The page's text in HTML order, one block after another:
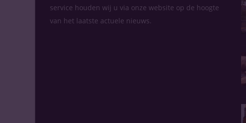
service houden wij u via onze website op de hoogte
van het laatste actuele nieuws.